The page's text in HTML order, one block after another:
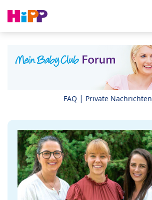
FAQ | Private Nachrichten